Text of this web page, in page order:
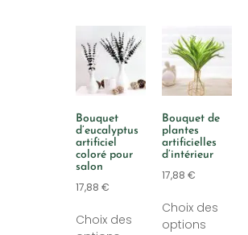
Bouquet
d’eucalyptus
artificiel
coloré pour
salon
17,88 €
Choix des
Bouquet de
plantes
artificielles
d’intérieur
17,88 €
Choix des
options